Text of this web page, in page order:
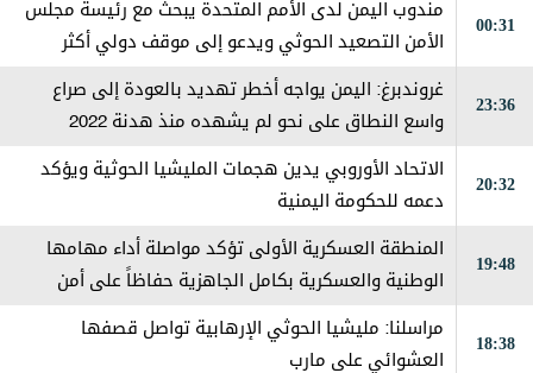
00:31
مندوب اليمن لدى الأمم المتحدة يبحث مع رئيسة مجلس
الأمن التصعيد الحوثي ويدعو إلى موقف دولي أكثر
23:36
غروندبرغ: اليمن يواجه أخطر تهديد بالعودة إلى صراع
واسع النطاق على نحو لم يشهده منذ هدنة 2022
20:32
الاتحاد الأوروبي يدين هجمات المليشيا الحوثية ويؤكد
دعمه للحكومة اليمنية
19:48
المنطقة العسكرية الأولى تؤكد مواصلة أداء مهامها
الوطنية والعسكرية بكامل الجاهزية حفاظاً على أمن
18:38
مراسلنا: مليشيا الحوثي الإرهابية تواصل قصفها
العشوائي على مارب